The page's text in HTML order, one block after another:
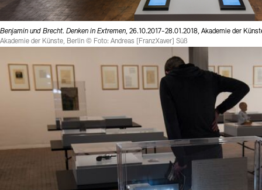
Benjamin und Brecht. Denken in Extremen, 26.10.2017-28.01.2018, Akademie der
Akademie der Künste, Berlin © Foto: Andreas [FranzXaver] Süß